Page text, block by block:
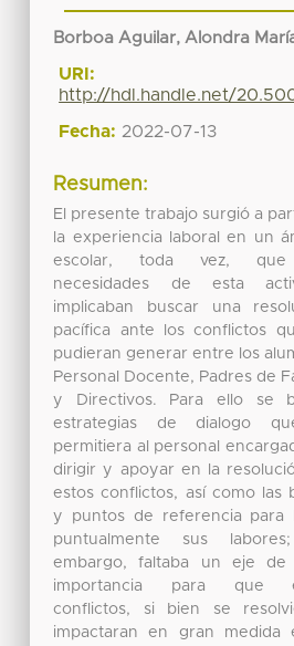
Borboa Aguilar, Alondra
URI:
http://hdl.handle.net/
Fecha: 2022-07-13
Resumen:
El presente trabajo surgió a
la experiencia laboral en un
escolar, toda vez,
necesidades de esta
implicaban buscar una
pacífica ante los conflictos
pudieran generar entre los
Personal Docente, Padres de
y Directivos. Para ello se
estrategias de dialogo
permitiera al personal
dirigir y apoyar en la
estos conflictos, así como las
y puntos de referencia para
puntualmente sus
embargo, faltaba un eje de
importancia para que
conflictos, si bien se
impactaran en gran medida